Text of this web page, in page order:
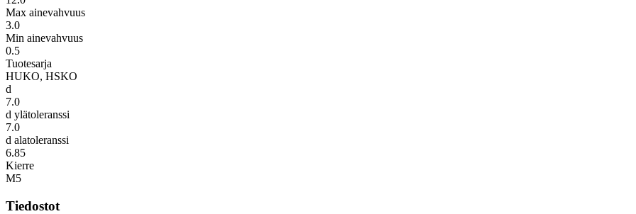
Max ainevahvuus
3.0
Min ainevahvuus
0.5
Tuotesarja
HUKO, HSKO
d
7.0
d ylätoleranssi
7.0
d alatoleranssi
6.85
Kierre
M5
Tiedostot